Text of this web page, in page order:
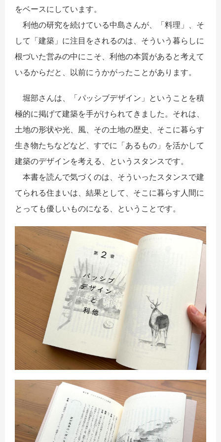
をベースにしています。
利他の研究を続けている中島さんが、「料理」、そ
して「建築」に注目をされるのは、そういう暮らしに
根づいた営みの中にこそ、利他の本質があると考えて
いるからだと、以前にうかがったことがあります。
堀部さんは、「パッシブデザイン」ということを積
極的に掲げて建築を手がけられてきました。それは、
土地の形状や光、風、その土地の歴史、そこに暮らす
生き物たちなどなど、すでに「あるもの」を活かして
建築のデザインを考える、というスタンスです。
本書を読んで気づくのは、そういったスタンスで建
てられる住まいは、結果として、そこに暮らす人間に
とっても優しいものになる、ということです。